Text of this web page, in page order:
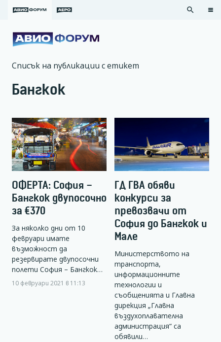
search
Списък на публикации с етикет
Бангкок
ОФЕРТА: София –
Бангкок двупосочно
за €370
За няколко дни от 10
февруари имате
възможност да
резервирате двупосочни
полети София – Бангкок…
10 февруари 2021 в 11:13
ГД ГВА обяви
конкурси за
превозвачи от
София до Бангкок и
Мале
Министерството на
транспорта,
информационните
технологии и
съобщенията и Главна
дирекция „Главна
въздухоплавателна
администрация“ са
обявили…